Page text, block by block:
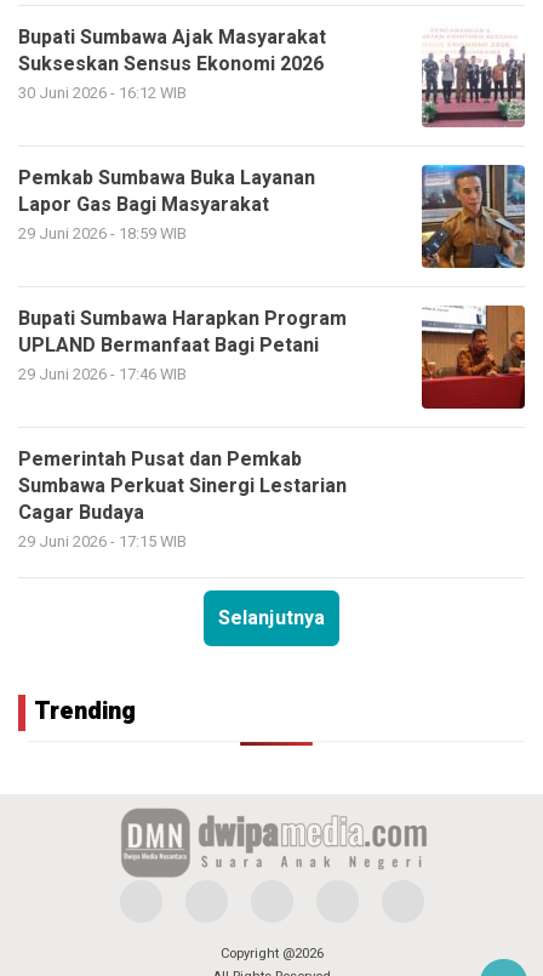
Bupati Sumbawa Ajak Masyarakat
Sukseskan Sensus Ekonomi 2026
30 Juni 2026 - 16:12 WIB
Pemkab Sumbawa Buka Layanan
Lapor Gas Bagi Masyarakat
29 Juni 2026 - 18:59 WIB
Bupati Sumbawa Harapkan Program
UPLAND Bermanfaat Bagi Petani
29 Juni 2026 - 17:46 WIB
Pemerintah Pusat dan Pemkab
Sumbawa Perkuat Sinergi Lestarian
Cagar Budaya
29 Juni 2026 - 17:15 WIB
Selanjutnya
Trending
Copyright @2026